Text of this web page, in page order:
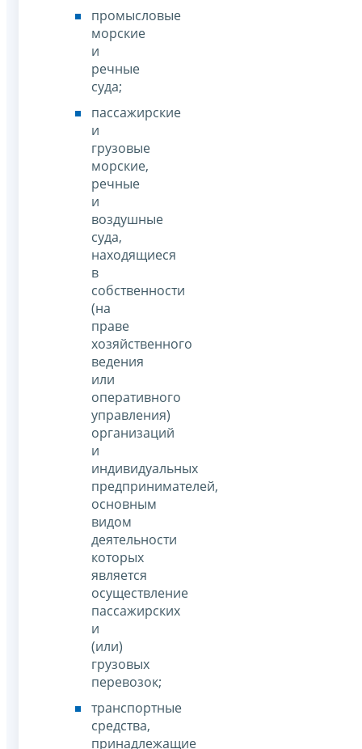
промысловые
морские
и
речные
суда;
пассажирские
и
грузовые
морские,
речные
и
воздушные
суда,
находящиеся
в
собственности
(на
праве
хозяйственного
ведения
или
оперативного
управления)
организаций
и
индивидуальных
предпринимателей,
основным
видом
деятельности
которых
является
осуществление
пассажирских
и
(или)
грузовых
перевозок;
транспортные
средства,
принадлежащие